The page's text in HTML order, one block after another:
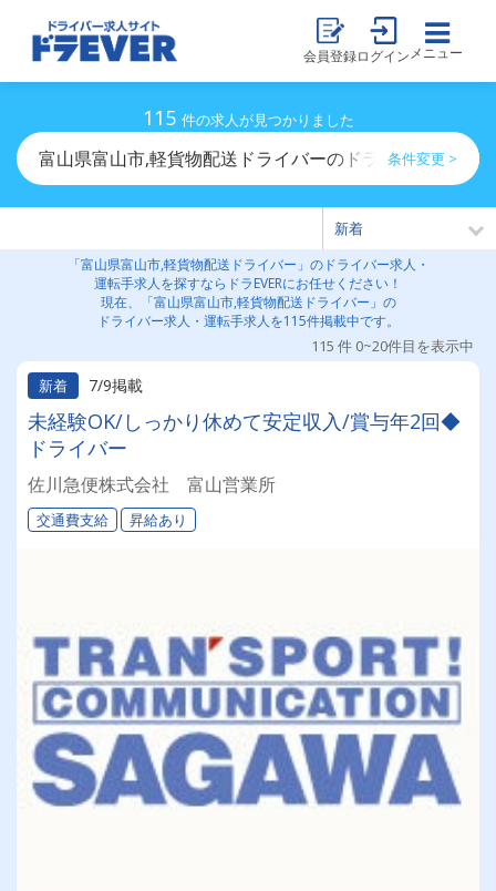
会員登録ログイン メニュー
115 件の求人が見つかりました
富山県富山市,軽貨物配送ドライバーのドライバー求人・
条件変更 >
「富山県富山市,軽貨物配送ドライバー」のドライバー求人・
運転手求人を探すならドラEVERにお任せください！
現在、「富山県富山市,軽貨物配送ドライバー」の
ドライバー求人・運転手求人を115件掲載中です。
115 件 0~20件目を表示中
新着
7/9掲載
未経験OK/しっかり休めて安定収入/賞与年2回◆
ドライバー
佐川急便株式会社 富山営業所
交通費支給 昇給あり